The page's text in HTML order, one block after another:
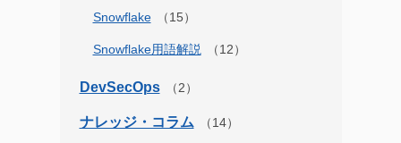
Snowflake
Snowflake用語解説
DevSecOps
ナレッジ・コラム